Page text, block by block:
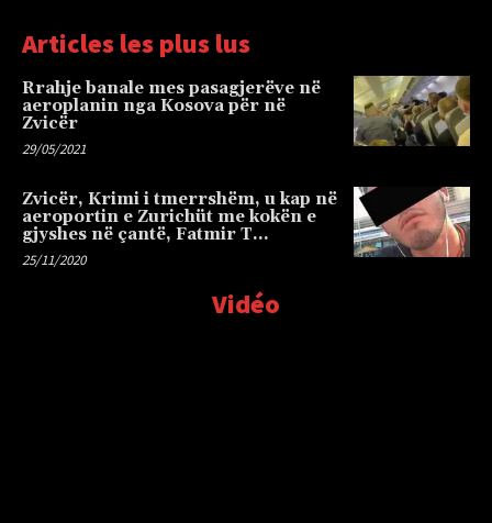
Articles les plus lus
Rrahje banale mes pasagjerëve në
aeroplanin nga Kosova për në
Zvicër
29/05/2021
Zvicër, Krimi i tmerrshëm, u kap në
aeroportin e Zurichüt me kokën e
gjyshes në çantë, Fatmir T…
25/11/2020
Vidéo